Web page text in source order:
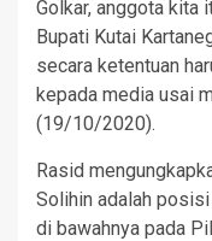
Golkar, anggota kita
Bupati Kutai
secara ketentuan
kepada media usai
(19/10/2020).
Rasid
Solihin adalah
di bawahnya pada